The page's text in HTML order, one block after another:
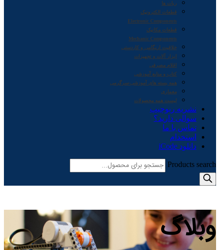
ربات ها
قطعات الکترونیک
Electronic Components
قطعات مکانیک
Mechanic Components
خلاقیت اریگامی و کاردستی
ابزار آلات و تجهیزات
اقلام مصرفی
کتاب و منابع آموزشی
همه بسته های آموزشی-سرگرمی
معماری
لیست همه محصولات
نشریه ربوچیپ
سوالی دارید؟
تماس با ما
استخدام
دانلود iCode
Products search
وبلاگ